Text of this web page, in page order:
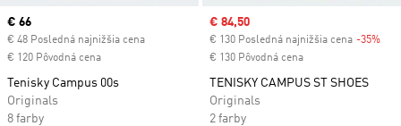
Current price
€ 66
€ 48 Posledná najnižšia cena
€ 120 Pôvodná cena
Tenisky Campus 00s
Originals
8 farby
Sale price
€ 84,50
€ 130 Posledná najnižšia cena -35%
€ 130 Pôvodná cena
TENISKY CAMPUS ST SHOES
Originals
2 farby